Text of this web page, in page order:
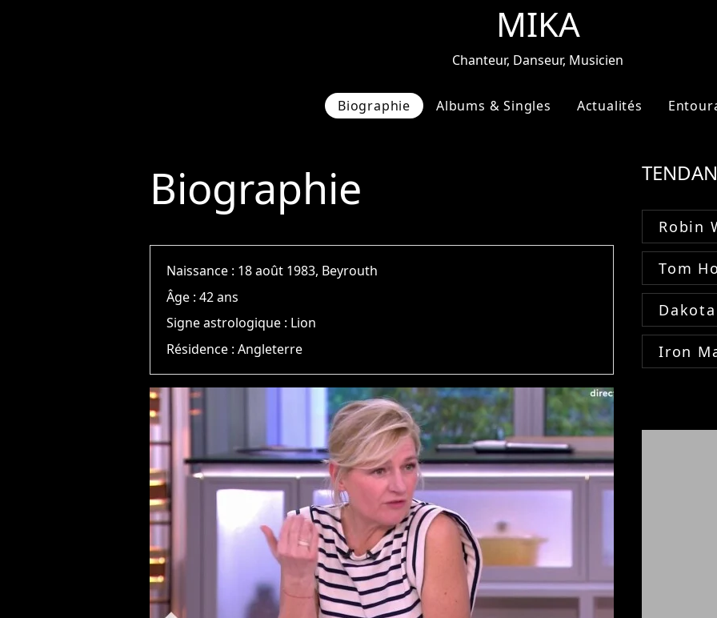
MIKA
Chanteur, Danseur, Musicien
Biographie Albums & Singles Actualités
Biographie
Naissance : 18 août 1983, Beyrouth
Âge :42 ans
Signe astrologique : Lion
Résidence :Angleterre
Robin
Tom
Iron